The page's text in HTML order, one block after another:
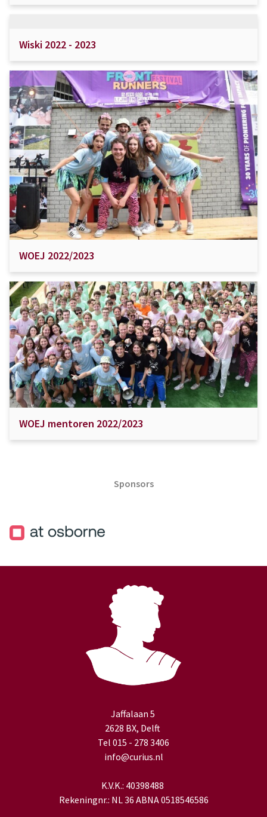
Wiski 2022 - 2023
WOEJ 2022/2023
WOEJ mentoren 2022/2023
Sponsors
Jaffalaan 5
2628 BX, Delft
Tel 015 - 278 3406
info@curius.nl
K.V.K.: 40398488
Rekeningnr.: NL 36 ABNA 0518546586